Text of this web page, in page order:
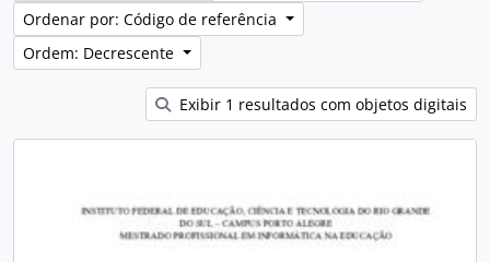
Ordenar por: Código de referência
Ordem: Decrescente
Exibir 1 resultados com objetos digitais